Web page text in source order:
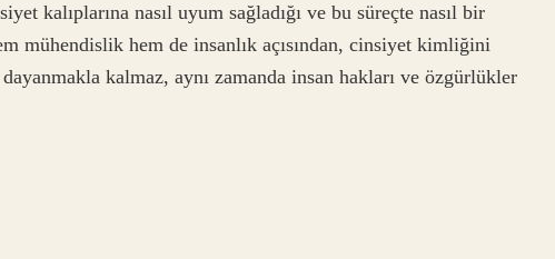
kalıplarına nasıl uyum sağladığı ve bu süreçte nasıl bir
mühendislik hem de insanlık açısından, cinsiyet kimliğini
kalmaz, aynı zamanda insan hakları ve özgürlükler